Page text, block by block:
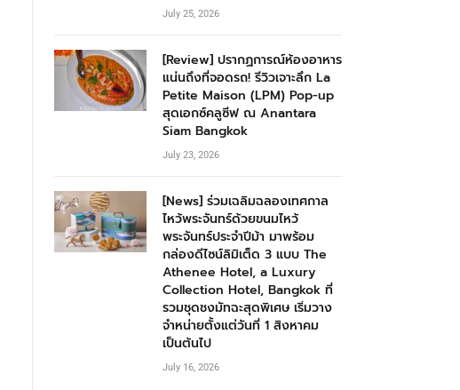
July 25, 2026
[Review] ปรากฏการณ์ห้องอาหาร
แน่นถึงที่จอดรถ! รีวิวเจาะลึก La
Petite Maison (LPM) Pop-up
สุดเอกซ์คลูซีฟ ณ Anantara
Siam Bangkok
July 23, 2026
[News] ร่วมเฉลิมฉลองเทศกาล
ไหว้พระจันทร์ด้วยขนมไหว้
พระจันทร์ประจำปีม้า มาพร้อม
กล่องดีไซน์ลิมิเต็ด 3 แบบ The
Athenee Hotel, a Luxury
Collection Hotel, Bangkok ที่
รวมชุดชงมัทฉะสุดพิเศษ เริ่มวาง
จำหน่ายตั้งแต่วันที่ 1 สิงหาคม
เป็นต้นไป
July 16, 2026